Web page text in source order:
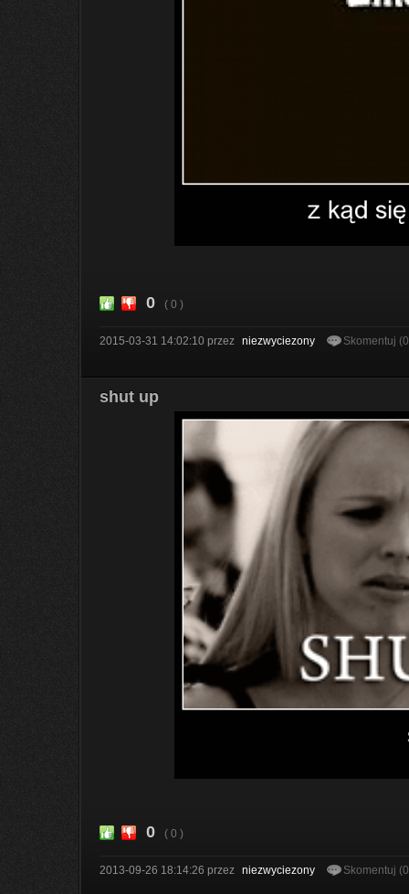
0 ( 0 )
2015-03-31 14:02:10 przez niezwyciezony Skomentuj
shut up
0 ( 0 )
2013-09-26 18:14:26 przez niezwyciezony Skomentuj